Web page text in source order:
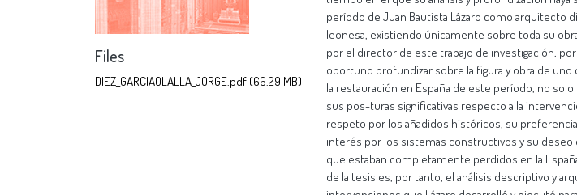
Files
DIEZ_GARCIAOLALLA_JORGE.pdf (66.29 MB)